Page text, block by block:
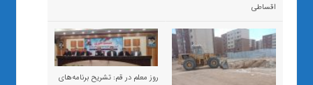
اقساطی
روز معلم در قم: تشریح برنامه‌های